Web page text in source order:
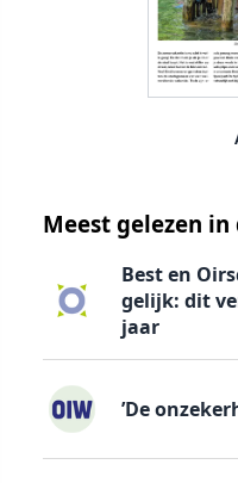
Meest gelezen in
Best en
gelijk: dit
jaar
’De